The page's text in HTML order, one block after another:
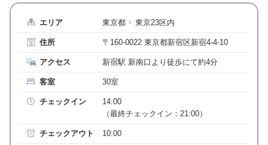
エリア 東京都 東京23区内
住所 〒160-0022 東京都新宿区新宿4-4-10
アクセス 新宿駅 新南口より徒歩にて約4分
客室 30室
チェックイン
14:00
（最終チェックイン：21:00）
チェックアウト 10:00